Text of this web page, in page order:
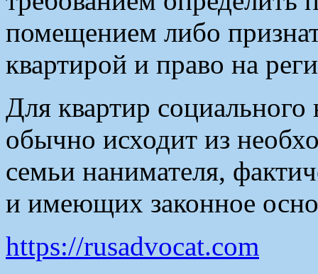
помещением либо
квартирой и право на
Для квартир социального
обычно исходит из
семьи нанимателя,
и имеющих законное
https://rusadvocat.com